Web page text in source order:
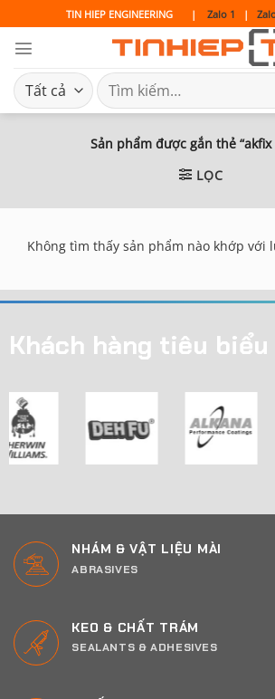
qua
nội
dung
TIN HIEP ENGINEERING | Zalo 1 |
Tìm
kiếm:
Sản phẩm được gắn thẻ “akfix
LỌC
Không tìm thấy sản phẩm nào khớp với
Khách hàng tiêu biểu
NHÁM & VẬT LIỆU MÀI
ABRASIVES
KEO & CHẤT TRÁM
SEALANTS & ADHESIVES